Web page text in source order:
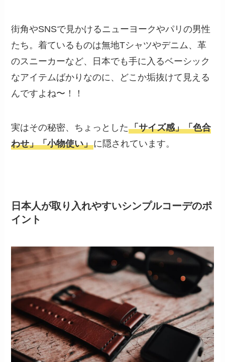
街角やSNSで見かけるニューヨークやパリの男性
たち。着ているものは無地Tシャツやデニム、革
のスニーカーなど、日本でも手に入るベーシック
なアイテムばかりなのに、どこか垢抜けて見える
んですよね〜！！
実はその秘密、ちょっとした「サイズ感」「色合
わせ」「小物使い」に隠されています。
日本人が取り入れやすいシンプルコーデのポ
イント